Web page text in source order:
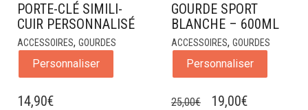
PORTE-CLÉ SIMILI-
CUIR PERSONNALISÉ
ACCESSOIRES, GOURDES
Personnaliser
14,90€
GOURDE SPORT
BLANCHE – 600ML
ACCESSOIRES, GOURDES
Personnaliser
25,00€
LE
19,00€LE